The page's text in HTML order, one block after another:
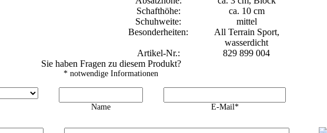
Schafthöhe:
ca. 10 cm
Schuhweite:
mittel
Besonderheiten:
All Terrain Sport,
wasserdicht
Artikel-Nr.:
829 899 004
Sie haben Fragen zu diesem Produkt?
* notwendige Informationen
Name E-Mail*